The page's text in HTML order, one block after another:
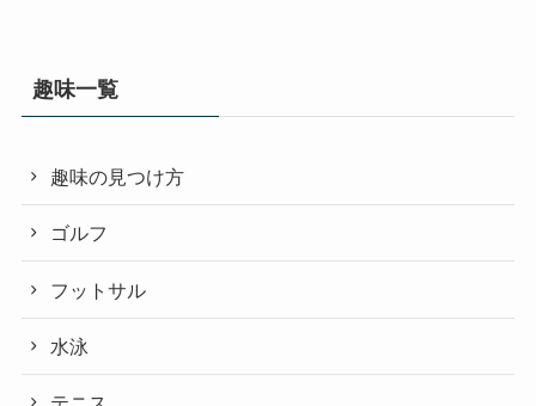
趣味一覧
趣味の見つけ方
ゴルフ
フットサル
水泳